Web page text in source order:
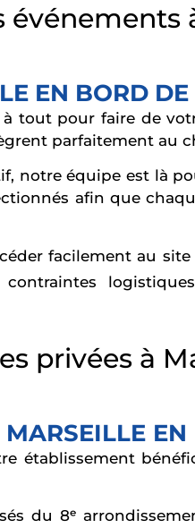
EN BORD DE
tout pour faire de
parfaitement au
notre équipe est là
afin que
facilement au
privées à
établissement
du 8ᵉ